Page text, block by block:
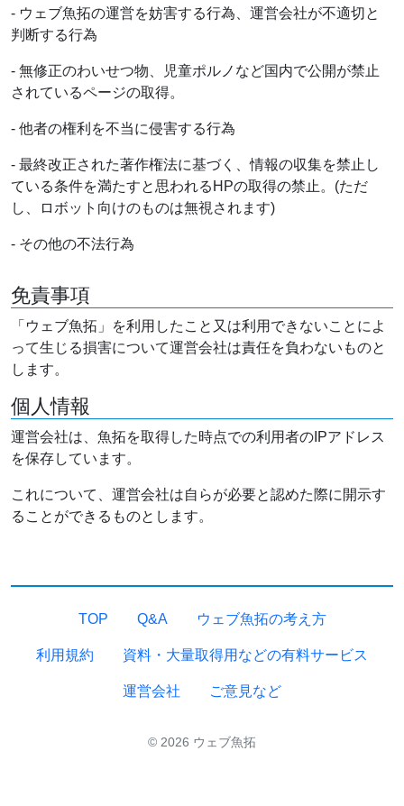
- ウェブ魚拓の運営を妨害する行為、運営会社が不適切と
判断する行為
- 無修正のわいせつ物、児童ポルノなど国内で公開が禁止
されているページの取得。
- 他者の権利を不当に侵害する行為
- 最終改正された著作権法に基づく、情報の収集を禁止し
ている条件を満たすと思われるHPの取得の禁止。(ただ
し、ロボット向けのものは無視されます)
- その他の不法行為
免責事項
「ウェブ魚拓」を利用したこと又は利用できないことによ
って生じる損害について運営会社は責任を負わないものと
します。
個人情報
運営会社は、魚拓を取得した時点での利用者のIPアドレス
を保存しています。
これについて、運営会社は自らが必要と認めた際に開示す
ることができるものとします。
TOP Q&A ウェブ魚拓の考え方
利用規約 資料・大量取得用などの有料サービス
運営会社 ご意見など
© 2026 ウェブ魚拓